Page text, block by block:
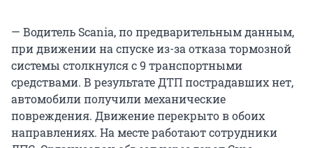
— Водитель Scania, по предварительным данным,
при движении на спуске из-за отказа тормозной
системы столкнулся с 9 транспортными
средствами. В результате ДТП пострадавших нет,
автомобили получили механические
повреждения. Движение перекрыто в обоих
направлениях. На месте работают сотрудники